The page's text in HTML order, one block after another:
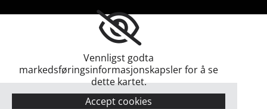
Vennligst godta
markedsføringsinformasjonskapsler for å se
dette kartet.
Accept cookies